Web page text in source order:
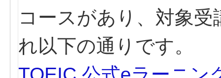
コースがあり、対象
れ以下の通りです。